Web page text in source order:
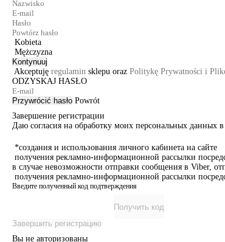
Kobieta
Mężczyzna
Kontynuuj
Akceptuję regulamin sklepu oraz Politykę Prywatności i
ODZYSKAJ HASŁO
Przywrócić hasło Powrót
Завершение регистрации
Даю согласия на обработку моих персональных данных в
*создания и использования личного кабинета на сайте
получения рекламно-информационной рассылки
в случае невозможности отправки сообщения в Viber,
получения рекламно-информационной рассылки
Введите полученный код подтверждения
Получить код
Завершить регистрацию
Вы не авторизованы